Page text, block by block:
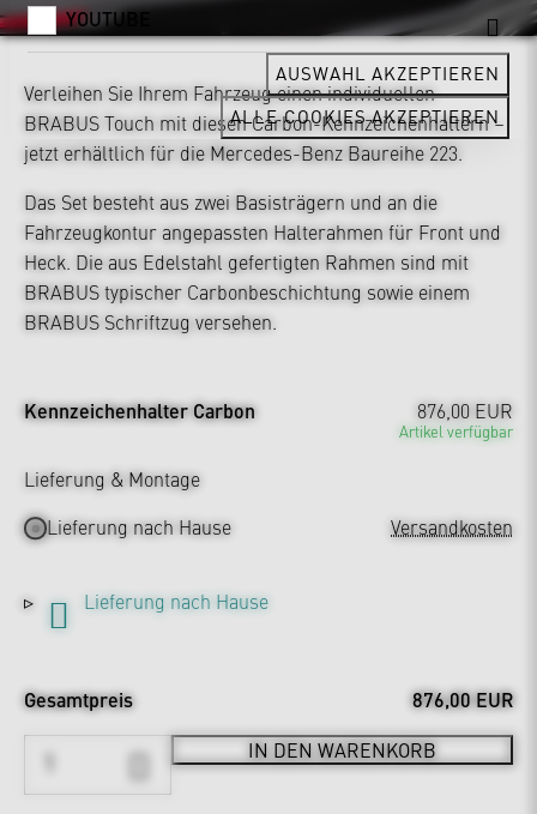
Verleihen Sie Ihrem Fahrzeug einen individuellen
BRABUS Touch mit diesen Carbon-Kennzeichenhaltern –
jetzt erhältlich für die Mercedes-Benz Baureihe 223.
Das Set besteht aus zwei Basisträgern und an die
Fahrzeugkontur angepassten Halterahmen für Front und
Heck. Die aus Edelstahl gefertigten Rahmen sind mit
BRABUS typischer Carbonbeschichtung sowie einem
BRABUS Schriftzug versehen.
Kennzeichenhalter Carbon 876,00 EUR
Artikel verfügbar
Lieferung & Montage
Lieferung nach Hause
Versandkosten
Lieferung nach Hause
Gesamtpreis 876,00 EUR
IN DEN WARENKORB
YOUTUBE
AUSWAHL AKZEPTIEREN
ALLE COOKIES AKZEPTIEREN